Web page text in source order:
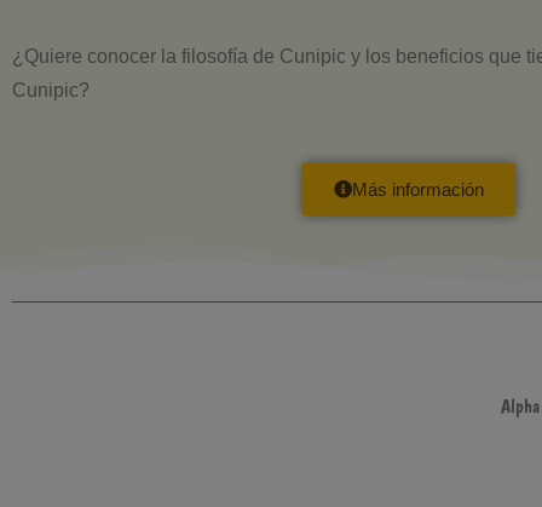
¿Quiere conocer la filosofía de Cunipic y los beneficios que
Cunipic?
Más información